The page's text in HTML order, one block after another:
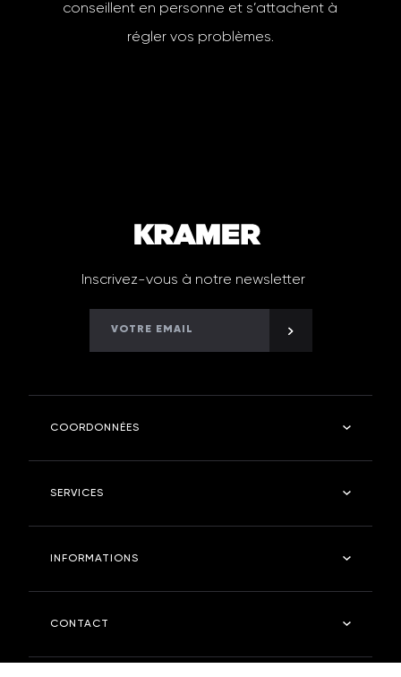
conseillent en personne et s’attachent à
régler vos problèmes.
Inscrivez-vous à notre newsletter
COORDONNÉES
Tel : 03 29 87 03 11
SERVICES
Kramer Store
INFORMATIONS
FAQ
CONTACT